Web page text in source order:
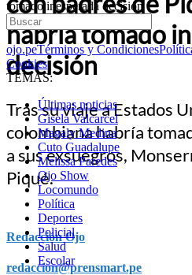
tomado inesperada decisión
ojo.peTérminos y Condiciones
Cookies
TEMAS:
Últimas noticias
Gisela Valcarcel
Magaly Medina
Cuto Guadalupe
Melissa Paredes
Ojo Show
Locomundo
Política
Deportes
Policial
Salud
Escolar
habría tomado
decisión
Tras su viaje a Estados
colombiana habría
a sus exsuegros,
Piqué.
Redacción Ojo
redaccion@prensmart.pe